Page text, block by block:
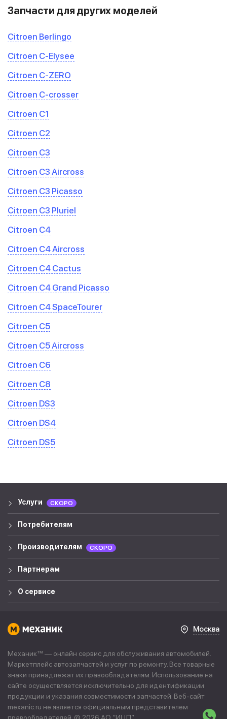
Запчасти для других моделей
Citroen Berlingo
Citroen C-Elysee
Citroen C-ZERO
Citroen C-crosser
Citroen C1
Citroen C2
Citroen C3
Citroen C3 Aircross
Citroen C3 Picasso
Citroen C3 Pluriel
Citroen C4
Citroen C4 Aircross
Citroen C4 Cactus
Citroen C4 Grand Picasso
Citroen C4 SpaceTourer
Citroen C5
Citroen C5 Aircross
Citroen C6
Citroen C8
Citroen DS3
Citroen DS4
Citroen DS5
Услуги СКОРО
Потребителям
Производителям СКОРО
Партнерам
О сервисе
Москва
Механик™ — онлайн сервис для обслуживания автомобилей.
Маркетплейс автозапчастей и услуг по ремонту. Все товарные
знаки принадлежат их правообладателям. Использование на
сайте осуществляется исключительно для идентификации
продукции и указания совместимости запчастей. Веб-сайт
mexanic.ru не является официальным представителем